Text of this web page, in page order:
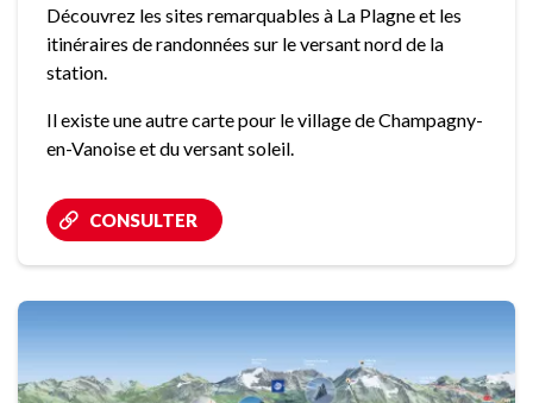
Découvrez les sites remarquables à La Plagne et les
itinéraires de randonnées sur le versant nord de la
station.
Il existe une autre carte pour le village de Champagny-
en-Vanoise et du versant soleil.
CONSULTER